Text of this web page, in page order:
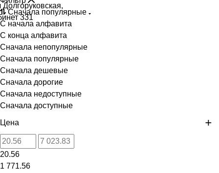
331
Сначала популярные
С начала алфавита
С конца алфавита
Сначала непопулярные
Сначала популярные
Сначала дешевые
Сначала дорогие
Сначала недоступные
Сначала доступные
Цена
20.56
1 771.56